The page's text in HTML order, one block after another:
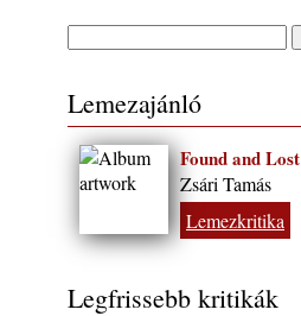
Lemezajánló
Found and Lost
Zsári Tamás
Lemezkritika
Legfrissebb kritikák